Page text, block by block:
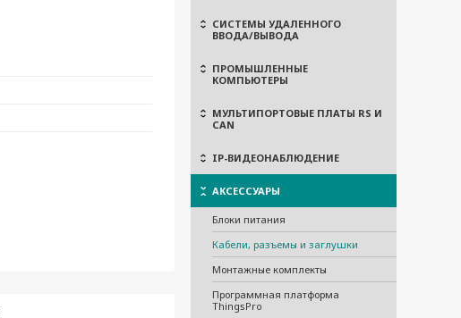
СИСТЕМЫ УДАЛЕННОГО
ВВОДА/ВЫВОДА
ПРОМЫШЛЕННЫЕ
КОМПЬЮТЕРЫ
МУЛЬТИПОРТОВЫЕ ПЛАТЫ RS И
CAN
IP-ВИДЕОНАБЛЮДЕНИЕ
АКСЕССУАРЫ
Блоки питания
Кабели, разъемы и заглушки
Монтажные комплекты
Программная платформа
ThingsPro